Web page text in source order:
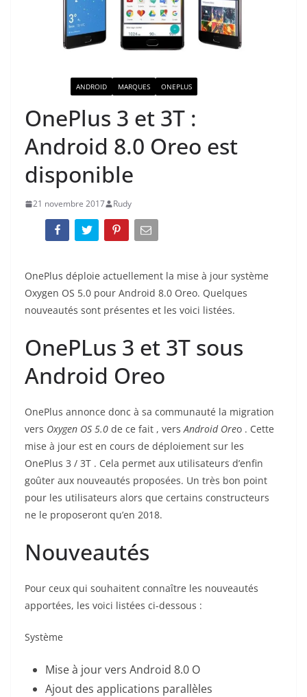
ANDROID MARQUES ONEPLUS
OnePlus 3 et 3T :
Android 8.0 Oreo est
disponible
21 novembre 2017 Rudy
OnePlus déploie actuellement la mise à jour système
Oxygen OS 5.0 pour Android 8.0 Oreo. Quelques
nouveautés sont présentes et les voici listées.
OnePLus 3 et 3T sous
Android Oreo
OnePlus annonce donc à sa communauté la migration
vers Oxygen OS 5.0 de ce fait , vers Android Oreo . Cette
mise à jour est en cours de déploiement sur les
OnePlus 3 / 3T . Cela permet aux utilisateurs d’enfin
goûter aux nouveautés proposées. Un très bon point
pour les utilisateurs alors que certains constructeurs
ne le proposeront qu’en 2018.
Nouveautés
Pour ceux qui souhaitent connaître les nouveautés
apportées, les voici listées ci-dessous :
Système
Mise à jour vers Android 8.0 O
Ajout des applications parallèles